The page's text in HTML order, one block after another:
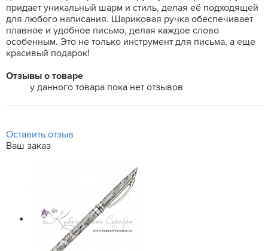
придает уникальный шарм и стиль, делая её подходящей
для любого написания. Шариковая ручка обеспечивает
плавное и удобное письмо, делая каждое слово
особенным. Это не только инструмент для письма, а еще
красивый подарок!
Отзывы о товаре
у данного товара пока нет отзывов
Оставить отзыв
Ваш заказ